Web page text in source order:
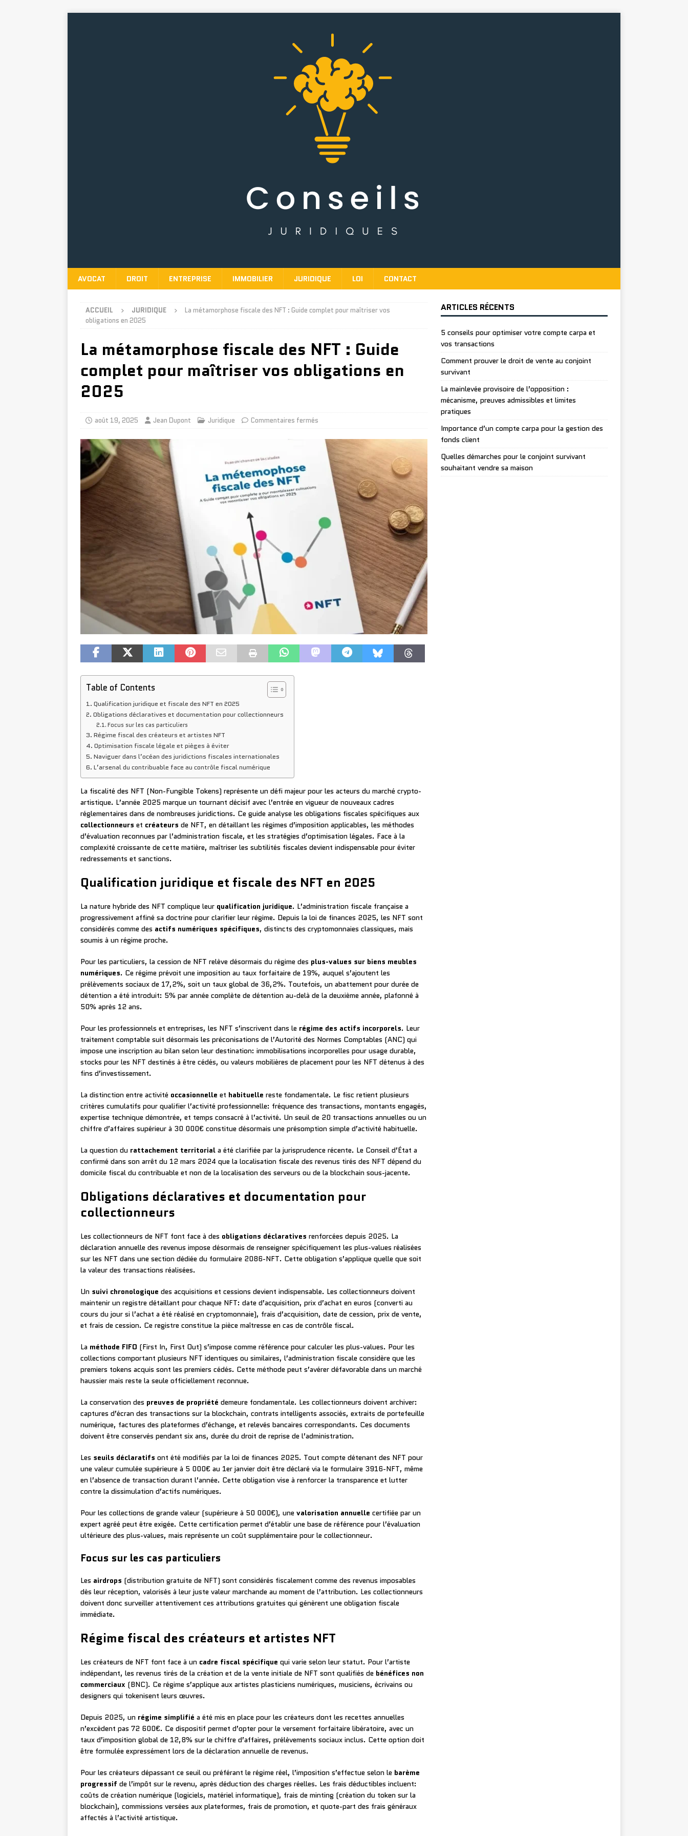
AVOCAT DROIT ENTREPRISE IMMOBILIER JURIDIQUE LOI CONTACT
ACCUEIL JURIDIQUE
La métamorphose fiscale des NFT : Guide complet pour maîtriser vos
obligations en 2025
La métamorphose fiscale des NFT : Guide
complet pour maîtriser vos obligations en
2025
août 19, 2025 Jean Dupont Juridique Commentaires fermés
Table of Contents
Qualification juridique et fiscale des NFT en 2025
Obligations déclaratives et documentation pour collectionneurs
Focus sur les cas particuliers
Régime fiscal des créateurs et artistes NFT
Optimisation fiscale légale et pièges à éviter
Naviguer dans l’océan des juridictions fiscales internationales
L’arsenal du contribuable face au contrôle fiscal numérique
La fiscalité des NFT (Non-Fungible Tokens) représente un défi majeur pour les acteurs du marché crypto-
artistique. L’année 2025 marque un tournant décisif avec l’entrée en vigueur de nouveaux cadres
réglementaires dans de nombreuses juridictions. Ce guide analyse les obligations fiscales spécifiques aux
collectionneurs et créateurs de NFT, en détaillant les régimes d’imposition applicables, les méthodes
d’évaluation reconnues par l’administration fiscale, et les stratégies d’optimisation légales. Face à la
complexité croissante de cette matière, maîtriser les subtilités fiscales devient indispensable pour éviter
redressements et sanctions.
Qualification juridique et fiscale des NFT en 2025
La nature hybride des NFT complique leur qualification juridique. L’administration fiscale française a
progressivement affiné sa doctrine pour clarifier leur régime. Depuis la loi de finances 2025, les NFT sont
considérés comme des actifs numériques spécifiques, distincts des cryptomonnaies classiques, mais
soumis à un régime proche.
Pour les particuliers, la cession de NFT relève désormais du régime des plus-values sur biens meubles
numériques. Ce régime prévoit une imposition au taux forfaitaire de 19%, auquel s’ajoutent les
prélèvements sociaux de 17,2%, soit un taux global de 36,2%. Toutefois, un abattement pour durée de
détention a été introduit: 5% par année complète de détention au-delà de la deuxième année, plafonné à
50% après 12 ans.
Pour les professionnels et entreprises, les NFT s’inscrivent dans le régime des actifs incorporels. Leur
traitement comptable suit désormais les préconisations de l’Autorité des Normes Comptables (ANC) qui
impose une inscription au bilan selon leur destination: immobilisations incorporelles pour usage durable,
stocks pour les NFT destinés à être cédés, ou valeurs mobilières de placement pour les NFT détenus à des
fins d’investissement.
La distinction entre activité occasionnelle et habituelle reste fondamentale. Le fisc retient plusieurs
critères cumulatifs pour qualifier l’activité professionnelle: fréquence des transactions, montants engagés,
expertise technique démontrée, et temps consacré à l’activité. Un seuil de 20 transactions annuelles ou un
chiffre d’affaires supérieur à 30 000€ constitue désormais une présomption simple d’activité habituelle.
La question du rattachement territorial a été clarifiée par la jurisprudence récente. Le Conseil d’État a
confirmé dans son arrêt du 12 mars 2024 que la localisation fiscale des revenus tirés des NFT dépend du
domicile fiscal du contribuable et non de la localisation des serveurs ou de la blockchain sous-jacente.
Obligations déclaratives et documentation pour
collectionneurs
Les collectionneurs de NFT font face à des obligations déclaratives renforcées depuis 2025. La
déclaration annuelle des revenus impose désormais de renseigner spécifiquement les plus-values réalisées
sur les NFT dans une section dédiée du formulaire 2086-NFT. Cette obligation s’applique quelle que soit
la valeur des transactions réalisées.
Un suivi chronologique des acquisitions et cessions devient indispensable. Les collectionneurs doivent
maintenir un registre détaillant pour chaque NFT: date d’acquisition, prix d’achat en euros (converti au
cours du jour si l’achat a été réalisé en cryptomonnaie), frais d’acquisition, date de cession, prix de vente,
et frais de cession. Ce registre constitue la pièce maîtresse en cas de contrôle fiscal.
La méthode FIFO (First In, First Out) s’impose comme référence pour calculer les plus-values. Pour les
collections comportant plusieurs NFT identiques ou similaires, l’administration fiscale considère que les
premiers tokens acquis sont les premiers cédés. Cette méthode peut s’avérer défavorable dans un marché
haussier mais reste la seule officiellement reconnue.
La conservation des preuves de propriété demeure fondamentale. Les collectionneurs doivent archiver:
captures d’écran des transactions sur la blockchain, contrats intelligents associés, extraits de portefeuille
numérique, factures des plateformes d’échange, et relevés bancaires correspondants. Ces documents
doivent être conservés pendant six ans, durée du droit de reprise de l’administration.
Les seuils déclaratifs ont été modifiés par la loi de finances 2025. Tout compte détenant des NFT pour
une valeur cumulée supérieure à 5 000€ au 1er janvier doit être déclaré via le formulaire 3916-NFT, même
en l’absence de transaction durant l’année. Cette obligation vise à renforcer la transparence et lutter
contre la dissimulation d’actifs numériques.
Pour les collections de grande valeur (supérieure à 50 000€), une valorisation annuelle certifiée par un
expert agréé peut être exigée. Cette certification permet d’établir une base de référence pour l’évaluation
ultérieure des plus-values, mais représente un coût supplémentaire pour le collectionneur.
Focus sur les cas particuliers
Les airdrops (distribution gratuite de NFT) sont considérés fiscalement comme des revenus imposables
dès leur réception, valorisés à leur juste valeur marchande au moment de l’attribution. Les collectionneurs
doivent donc surveiller attentivement ces attributions gratuites qui génèrent une obligation fiscale
immédiate.
Régime fiscal des créateurs et artistes NFT
Les créateurs de NFT font face à un cadre fiscal spécifique qui varie selon leur statut. Pour l’artiste
indépendant, les revenus tirés de la création et de la vente initiale de NFT sont qualifiés de bénéfices non
commerciaux (BNC). Ce régime s’applique aux artistes plasticiens numériques, musiciens, écrivains ou
designers qui tokenisent leurs œuvres.
Depuis 2025, un régime simplifié a été mis en place pour les créateurs dont les recettes annuelles
n’excèdent pas 72 600€. Ce dispositif permet d’opter pour le versement forfaitaire libératoire, avec un
taux d’imposition global de 12,8% sur le chiffre d’affaires, prélèvements sociaux inclus. Cette option doit
être formulée expressément lors de la déclaration annuelle de revenus.
Pour les créateurs dépassant ce seuil ou préférant le régime réel, l’imposition s’effectue selon le barème
progressif de l’impôt sur le revenu, après déduction des charges réelles. Les frais déductibles incluent:
coûts de création numérique (logiciels, matériel informatique), frais de minting (création du token sur la
blockchain), commissions versées aux plateformes, frais de promotion, et quote-part des frais généraux
affectés à l’activité artistique.
ARTICLES RÉCENTS
5 conseils pour optimiser votre compte carpa et
vos transactions
Comment prouver le droit de vente au conjoint
survivant
La mainlevée provisoire de l’opposition :
mécanisme, preuves admissibles et limites
pratiques
Importance d’un compte carpa pour la gestion des
fonds client
Quelles démarches pour le conjoint survivant
souhaitant vendre sa maison